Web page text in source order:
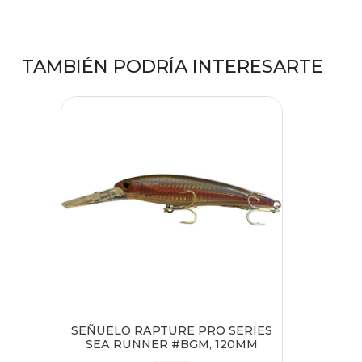
TAMBIÉN PODRÍA INTERESARTE
SEÑUELO RAPTURE PRO SERIES
SEA RUNNER #BGM, 120MM